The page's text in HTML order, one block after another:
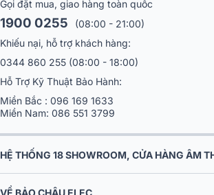
Gọi đặt mua, giao hàng toàn quốc
1900 0255
(08:00 - 21:00)
Khiếu nại, hỗ trợ khách hàng:
0344 860 255 (08:00 - 18:00)
Hỗ Trợ Kỹ Thuật Bảo Hành:
Miền Bắc : 096 169 1633
Miền Nam: 086 551 3799
HỆ THỐNG 18 SHOWROOM, CỬA HÀNG ÂM
VỀ BẢO CHÂU ELEC